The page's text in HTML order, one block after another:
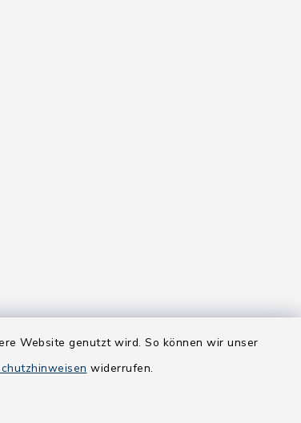
Website genutzt wird. So können wir unser
widerrufen.